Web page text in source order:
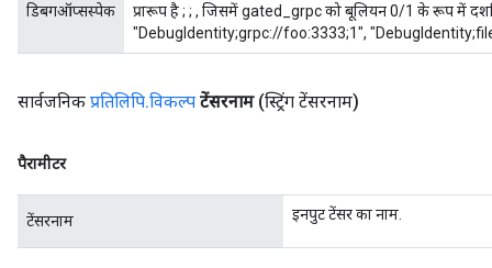
डिबगऑप्सस्पेक
प्रारूप है; ; , जिसमें gated_grpc को बूलियन 0/1 के रूप में
"DebugIdentity;grpc://foo:3333;1",
सार्वजनिक प्रतिलिपि.विकल्प टेंसरनाम (स्ट्रिंग टेंसरनाम)
पैरामीटर
टेंसरनाम इनपुट टेंसर का नाम.